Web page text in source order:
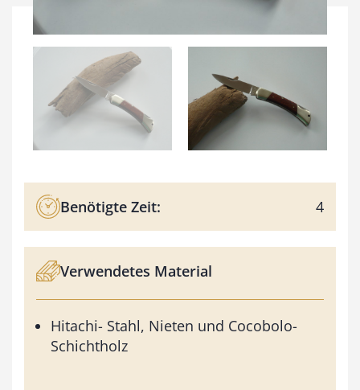
Benötigte Zeit: 4
Verwendetes Material
Hitachi- Stahl, Nieten und Cocobolo-
Schichtholz